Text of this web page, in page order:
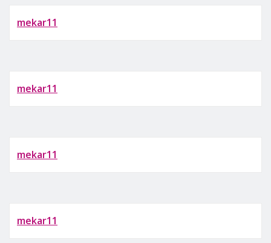
mekar11
mekar11
mekar11
mekar11